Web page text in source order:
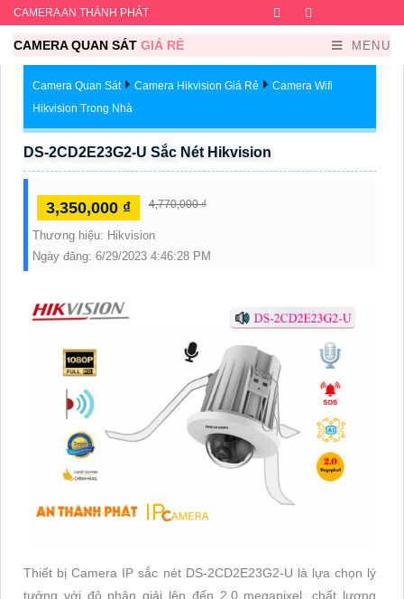
CAMERA AN THÀNH PHÁT Facebook
CAMERA QUAN SÁT GIÁ RẺ MENU
Camera Quan Sát Camera Hikvision Giá Rẻ
Camera Wifi
Hikvision Trong Nhà
DS-2CD2E23G2-U Sắc Nét Hikvision
3,350,000 ₫ 4,770,000 ₫
Thương hiệu: Hikvision
Ngày đăng: 6/29/2023 4:46:28 PM
Thiết bị Camera IP sắc nét DS-2CD2E23G2-U là lựa chọn lý
tưởng với độ phân giải lên đến 2.0 megapixel, chất lượng